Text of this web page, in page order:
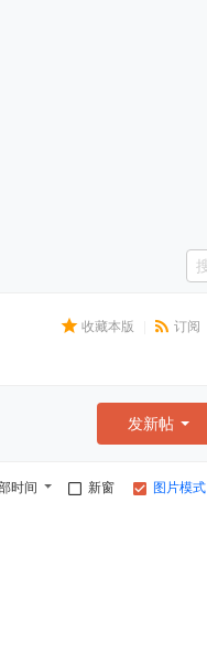
收藏本版 订阅
发新帖
图片模式
新窗
时间